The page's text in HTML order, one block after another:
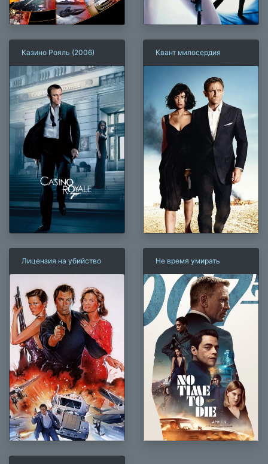
Казино Рояль (2006) Квант милосердия
Лицензия на убийство Не время умирать